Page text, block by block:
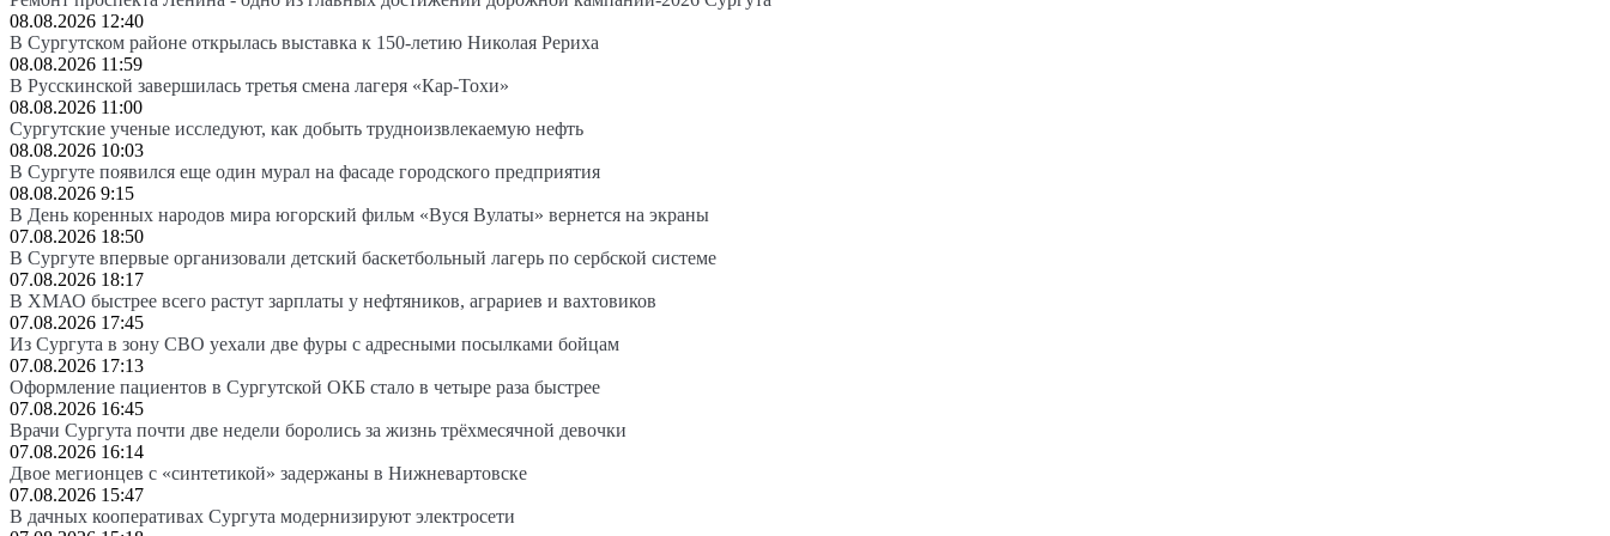
08.08.2026 12:40
В Сургутском районе открылась выставка к 150-летию Николая Рериха
08.08.2026 11:59
В Русскинской завершилась третья смена лагеря «Кар-Тохи»
08.08.2026 11:00
Сургутские ученые исследуют, как добыть трудноизвлекаемую нефть
08.08.2026 10:03
В Сургуте появился еще один мурал на фасаде городского предприятия
08.08.2026 9:15
В День коренных народов мира югорский фильм «Вуся Вулаты» вернется на экраны
07.08.2026 18:50
В Сургуте впервые организовали детский баскетбольный лагерь по сербской системе
07.08.2026 18:17
В ХМАО быстрее всего растут зарплаты у нефтяников, аграриев и вахтовиков
07.08.2026 17:45
Из Сургута в зону СВО уехали две фуры с адресными посылками бойцам
07.08.2026 17:13
Оформление пациентов в Сургутской ОКБ стало в четыре раза быстрее
07.08.2026 16:45
Врачи Сургута почти две недели боролись за жизнь трёхмесячной девочки
07.08.2026 16:14
Двое мегионцев с «синтетикой» задержаны в Нижневартовске
07.08.2026 15:47
В дачных кооперативах Сургута модернизируют электросети